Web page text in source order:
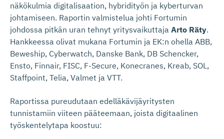
näkökulmia digitalisaation, hybridityön ja kyberturvan
johtamiseen. Raportin valmistelua johti Fortumin
johdossa pitkän uran tehnyt yritysvaikuttaja Arto Räty.
Hankkeessa olivat mukana Fortumin ja EK:n ohella ABB,
Beweship, Cyberwatch, Danske Bank, DB Schencker,
Ensto, Finnair, FISC, F-Secure, Konecranes, Kreab, SOL,
Staffpoint, Telia, Valmet ja VTT.
Raportissa pureudutaan edelläkävijäyritysten
tunnistamiin viiteen pääteemaan, joista digitaalinen
työskentelytapa koostuu: